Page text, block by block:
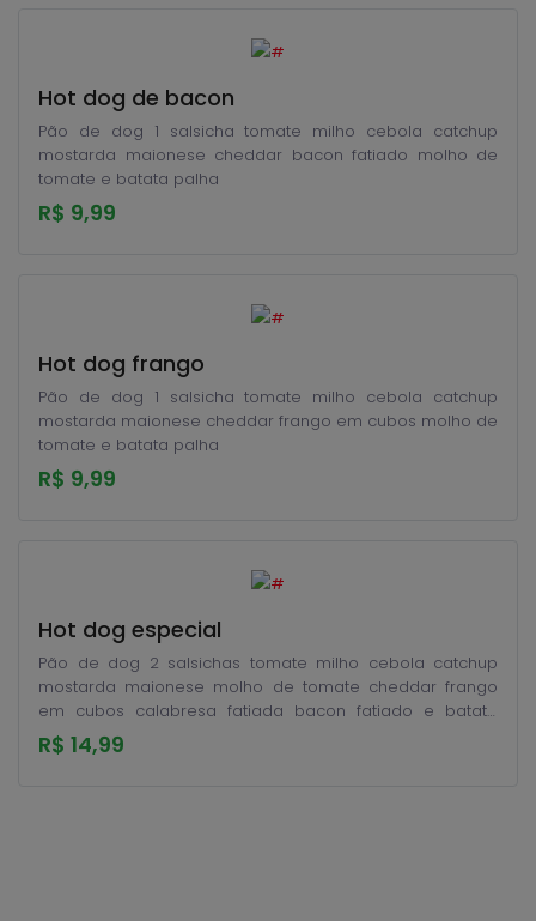
Hot dog de bacon
Pão de dog 1 salsicha tomate milho cebola catchup
mostarda maionese cheddar bacon fatiado molho de
tomate e batata palha
R$ 9,99
Hot dog frango
Pão de dog 1 salsicha tomate milho cebola catchup
mostarda maionese cheddar frango em cubos molho de
tomate e batata palha
R$ 9,99
Hot dog especial
Pão de dog 2 salsichas tomate milho cebola catchup
mostarda maionese molho de tomate cheddar frango
em cubos calabresa fatiada bacon fatiado e batata
palha
R$ 14,99